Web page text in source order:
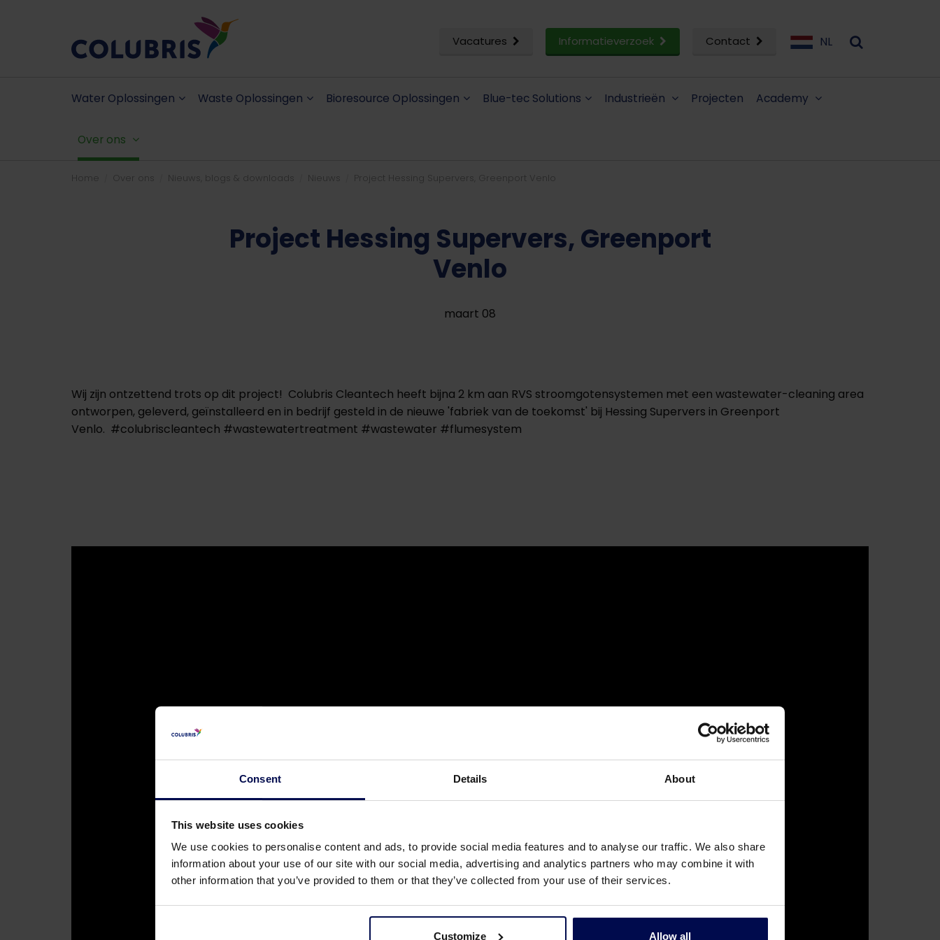
Consent Details About
This website uses cookies
We use cookies to personalise content and ads, to provide social media features and to analyse our traffic. We also share
information about your use of our site with our social media, advertising and analytics partners who may combine it with
other information that you’ve provided to them or that they’ve collected from your use of their services.
Customize Allow all
Vacatures Informatieverzoek Contact NL
Water Oplossingen Waste Oplossingen Bioresource Oplossingen Blue-tec Solutions Industrieën Projecten Academy
Over ons
Home Over ons Nieuws, blogs & downloads Nieuws Project Hessing Supervers, Greenport Venlo
Project Hessing Supervers, Greenport
Venlo
maart 08
Wij zijn ontzettend trots op dit project! Colubris Cleantech heeft bijna 2 km aan RVS stroomgotensystemen met een wastewater-cleaning area
ontworpen, geleverd, geïnstalleerd en in bedrijf gesteld in de nieuwe 'fabriek van de toekomst' bij Hessing Supervers in Greenport
Venlo. #colubriscleantech #wastewatertreatment #wastewater #flumesystem